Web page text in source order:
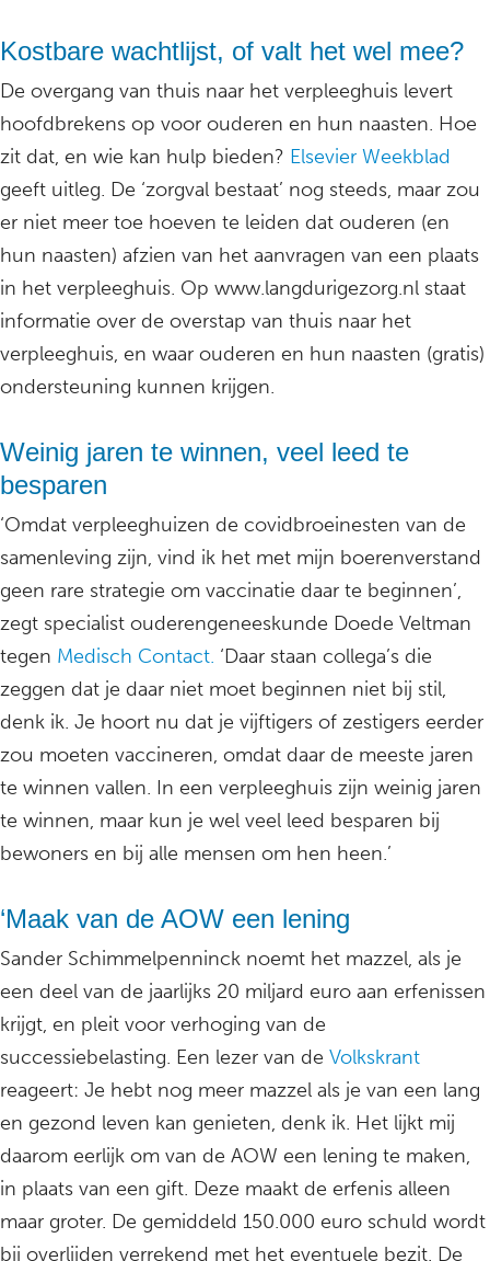
Kostbare wachtlijst, of valt het wel mee?
De overgang van thuis naar het verpleeghuis levert
hoofdbrekens op voor ouderen en hun naasten. Hoe
zit dat, en wie kan hulp bieden? Elsevier Weekblad
geeft uitleg. De ‘zorgval bestaat’ nog steeds, maar zou
er niet meer toe hoeven te leiden dat ouderen (en
hun naasten) afzien van het aanvragen van een plaats
in het verpleeghuis. Op www.langdurigezorg.nl staat
informatie over de overstap van thuis naar het
verpleeghuis, en waar ouderen en hun naasten (gratis)
ondersteuning kunnen krijgen.
Weinig jaren te winnen, veel leed te
besparen
‘Omdat verpleeghuizen de covidbroeinesten van de
samenleving zijn, vind ik het met mijn boerenverstand
geen rare strategie om vaccinatie daar te beginnen’,
zegt specialist ouderengeneeskunde Doede Veltman
tegen Medisch Contact. ‘Daar staan collega’s die
zeggen dat je daar niet moet beginnen niet bij stil,
denk ik. Je hoort nu dat je vijftigers of zestigers eerder
zou moeten vaccineren, omdat daar de meeste jaren
te winnen vallen. In een verpleeghuis zijn weinig jaren
te winnen, maar kun je wel veel leed besparen bij
bewoners en bij alle mensen om hen heen.’
‘Maak van de AOW een lening
Sander Schimmelpenninck noemt het mazzel, als je
een deel van de jaarlijks 20 miljard euro aan erfenissen
krijgt, en pleit voor verhoging van de
successiebelasting. Een lezer van de Volkskrant
reageert: Je hebt nog meer mazzel als je van een lang
en gezond leven kan genieten, denk ik. Het lijkt mij
daarom eerlijk om van de AOW een lening te maken,
in plaats van een gift. Deze maakt de erfenis alleen
maar groter. De gemiddeld 150.000 euro schuld wordt
bij overlijden verrekend met het eventuele bezit. De